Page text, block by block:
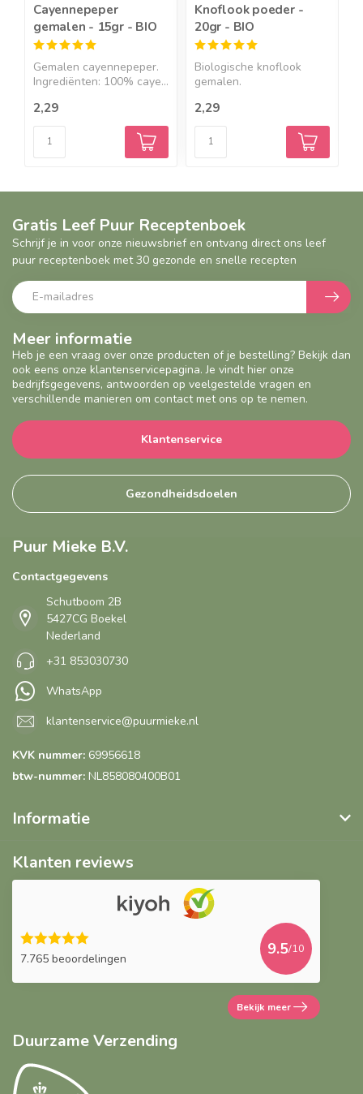
Cayennepeper
gemalen - 15gr - BIO
Gemalen cayennepeper.
Ingrediënten: 100% caye...
2,29
Knoflook poeder -
20gr - BIO
Biologische knoflook
gemalen.
2,29
Meer informatie
Heb je een vraag over onze producten of je bestelling? Bekijk dan
ook eens onze klantenservicepagina. Je vindt hier onze
bedrijfsgegevens, antwoorden op veelgestelde vragen en
verschillende manieren om contact met ons op te nemen.
Klantenservice
Gezondheidsdoelen
Gratis Leef Puur Receptenboek
Schrijf je in voor onze nieuwsbrief en ontvang direct ons leef
puur receptenboek met 30 gezonde en snelle recepten
Puur Mieke B.V.
Contactgegevens
Schutboom 2B
5427CG Boekel
Nederland
+31 853030730
WhatsApp
klantenservice@puurmieke.nl
KVK nummer: 69956618
btw-nummer: NL858080400B01
Informatie
Klanten reviews
7.765 beoordelingen
9.5/10
Bekijk meer
Duurzame Verzending